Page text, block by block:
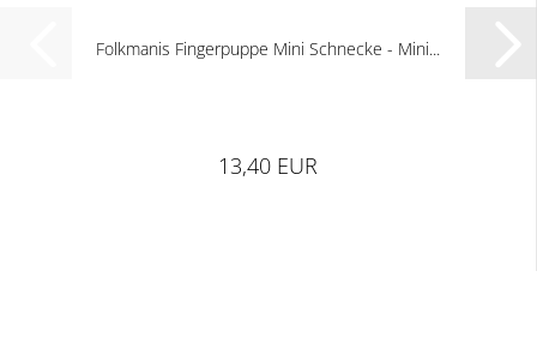
Folkmanis Fingerpuppe Mini Schnecke - Mini...
13,40 EUR